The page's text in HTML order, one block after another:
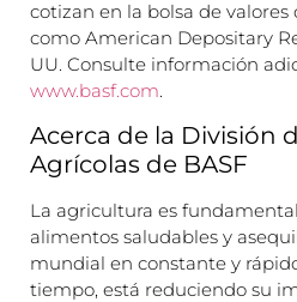
cotizan en la bolsa de valores
como American Depositary
UU. Consulte información
www.basf.com.
Acerca de la División
Agrícolas de BASF
La agricultura es
alimentos saludables y
mundial en constante y
tiempo, está reduciendo su